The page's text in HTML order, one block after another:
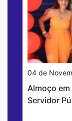
04 de
Almoço
Servidor